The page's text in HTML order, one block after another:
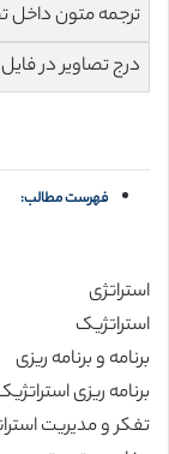
ترجمه متون داخل
درج تصاویر در
فهرست مطالب:
استراتژی
استراتژیک
برنامه و برنامه ریزی
برنامه ریزی
تفکر و مدیریت